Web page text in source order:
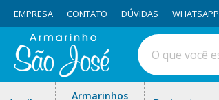
EMPRESA CONTATO DÚVIDAS WHATSAPP
Armarinhos